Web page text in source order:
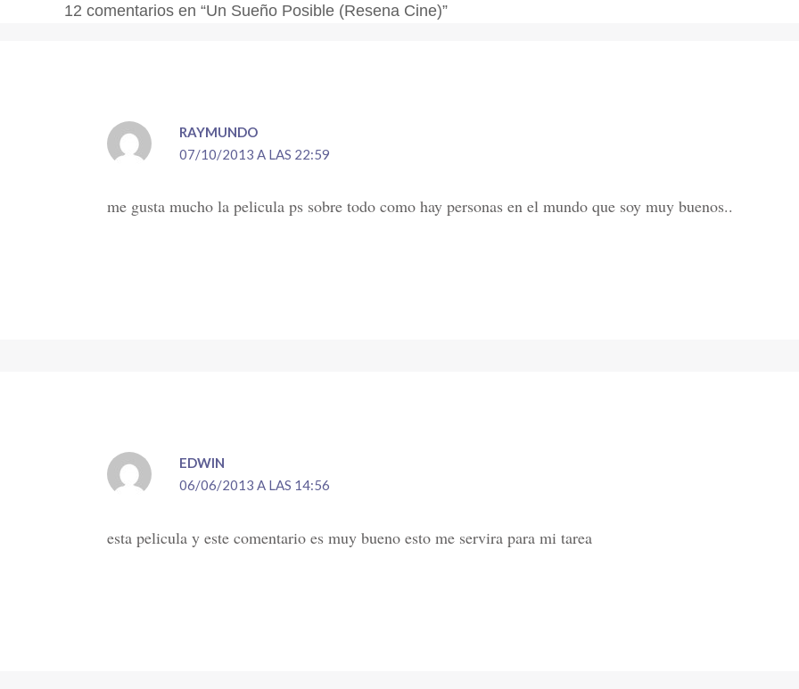
12 comentarios en “Un Sueño Posible (Resena Cine)”
RAYMUNDO
07/10/2013 A LAS 22:59
me gusta mucho la pelicula ps sobre todo como hay personas en el mundo que soy muy buenos..
EDWIN
06/06/2013 A LAS 14:56
esta pelicula y este comentario es muy bueno esto me servira para mi tarea